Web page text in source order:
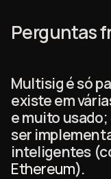
Perguntas
Multisig é só
existe em
e muito
ser
inteligentes
Ethereum).